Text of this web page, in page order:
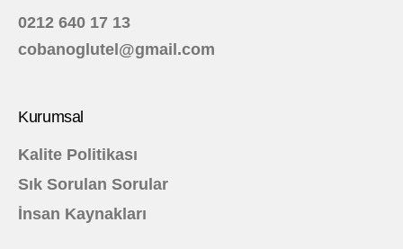
0212 640 17 13
cobanoglutel@gmail.com
Kurumsal
Kalite Politikası
Sık Sorulan Sorular
İnsan Kaynakları